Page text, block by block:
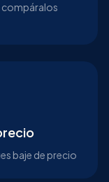
compáralos
baje de precio